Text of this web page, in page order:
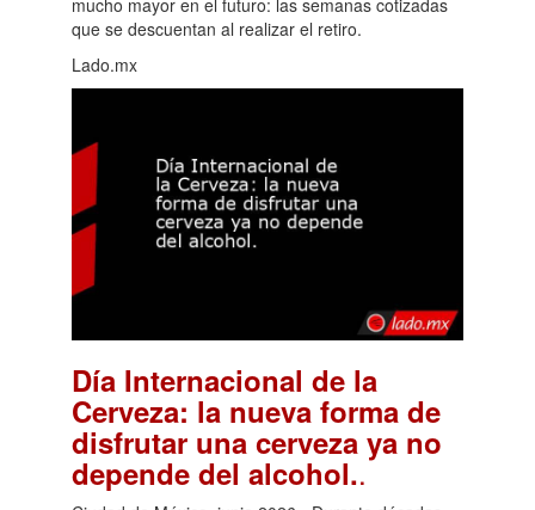
mucho mayor en el futuro: las semanas cotizadas
que se descuentan al realizar el retiro.
Lado.mx
Día Internacional de la
Cerveza: la nueva forma de
disfrutar una cerveza ya no
depende del alcohol..